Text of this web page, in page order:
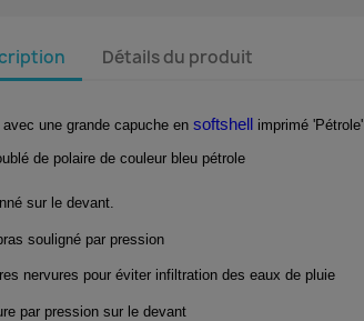
Détails du produit
avec une grande capuche en softshell imprimé 'Pétrole'
de polaire de couleur bleu pétrole
sur le devant.
souligné par pression
nervures pour éviter infiltration des eaux de pluie
par pression sur le devant